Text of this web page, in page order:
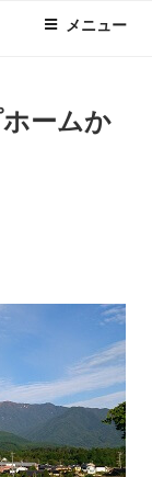
メニュー
ームか